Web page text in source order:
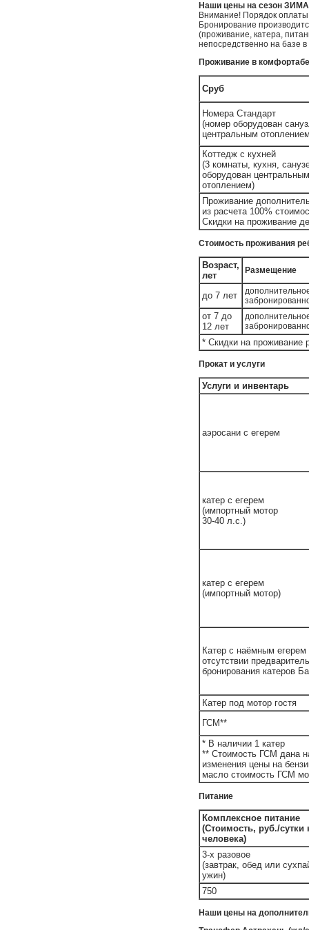
Наши цены на сезон ЗИМА
Внимание! Порядок
Бронирование
(проживание, катера,
непосредственно на базе
Проживание в
Сруб
Номера Стандарт
(номер оборудован
центральным
Коттедж с кухней
(3 комнаты, кухня,
оборудован центральным
отоплением)
Проживание
из расчета 100%
Скидки на проживание
Стоимость проживания
Возраст,
лет
Размещение
до 7 лет
от 7 до
12 лет
* Скидки на проживание
Прокат и услуги
Услуги и инвентарь
аэросани с егерем
катер с егерем
(импортный мотор
30-40 л.с.)
катер с егерем
(импортный мотор)
Катер с наёмным егерем
отсутствии
бронирования катеров
Катер под мотор гостя
ГСМ**
* В наличии 1 катер
** Стоимость ГСМ дана
изменения цены на
масло стоимость ГСМ
Питание
Комплексное питание
(Стоимость, руб./сутки
человека)
3-х разовое
(завтрак, обед или
ужин)
750
Наши цены на